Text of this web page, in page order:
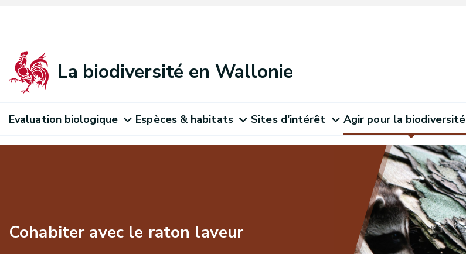
La biodiversité en Wallonie
Evaluation biologique Espèces & habitats Sites d'intérêt Agir pour la biodiversité
Cohabiter avec le raton laveur